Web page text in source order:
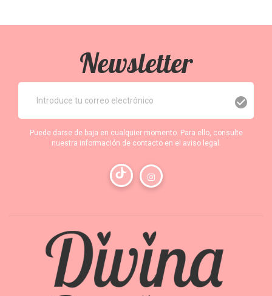
Newsletter
Puede darse de baja en cualquier momento. Para ello, consulte
nuestra información de contacto en el aviso legal.